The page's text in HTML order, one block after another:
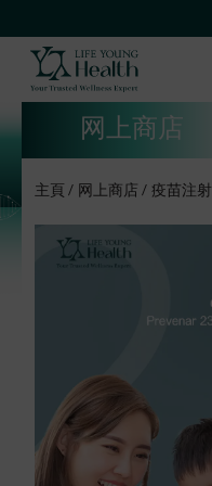
网上商店
主頁 网上商店 疫苗注射